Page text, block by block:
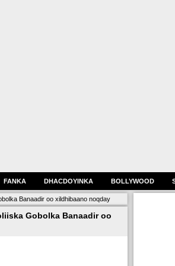
FANKA DHACDOYINKA BOLLYWOOD
Banaadir oo xildhibaano noqday
Gobolka Banaadir oo